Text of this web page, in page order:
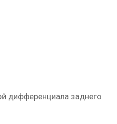
дифференциала заднего